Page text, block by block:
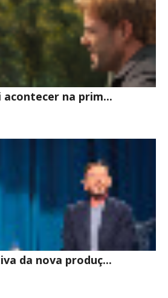
acontecer na prim...
da nova produç...